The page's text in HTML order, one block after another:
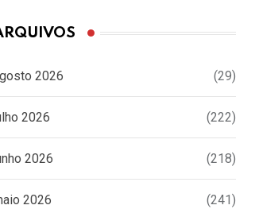
2026 (29)
2026 (222)
2026 (218)
2026 (241)